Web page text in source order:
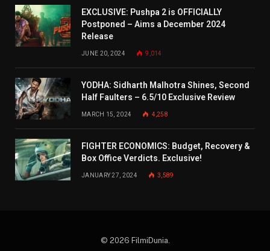
EXCLUSIVE: Pushpa 2 is OFFICIALLY
Postponed – Aims a December 2024
Release
JUNE 20, 2024 9,014
YODHA: Sidharth Malhotra Shines, Second
Half Faulters – 6.5/10 Exclusive Review
MARCH 15, 2024 4,258
FIGHTER ECONOMICS: Budget, Recovery &
Box Office Verdicts. Exclusive!
JANUARY 27, 2024 3,589
© 2026 FilmiDunia.